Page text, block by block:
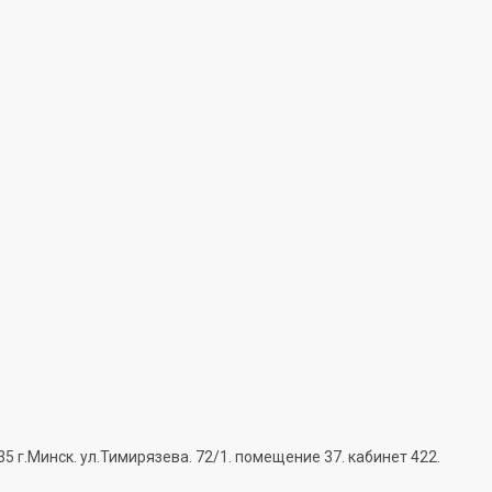
ул.Тимирязева. 72/1. помещение 37. кабинет 422.